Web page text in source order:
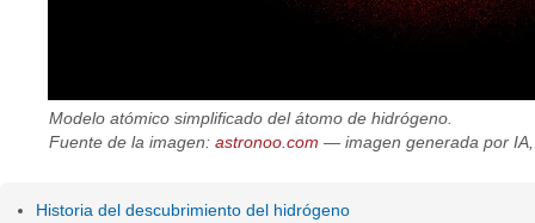
Modelo atómico simplificado del átomo de hidrógeno.
Fuente de la imagen:astronoo.com — imagen generada por
Historia del descubrimiento del hidrógeno